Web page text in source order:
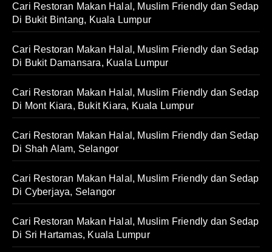
Cari Restoran Makan Halal, Muslim Friendly dan Sedap
Di Bukit Bintang, Kuala Lumpur
Cari Restoran Makan Halal, Muslim Friendly dan Sedap
Di Bukit Damansara, Kuala Lumpur
Cari Restoran Makan Halal, Muslim Friendly dan Sedap
Di Mont Kiara, Bukit Kiara, Kuala Lumpur
Cari Restoran Makan Halal, Muslim Friendly dan Sedap
Di Shah Alam, Selangor
Cari Restoran Makan Halal, Muslim Friendly dan Sedap
Di Cyberjaya, Selangor
Cari Restoran Makan Halal, Muslim Friendly dan Sedap
Di Sri Hartamas, Kuala Lumpur